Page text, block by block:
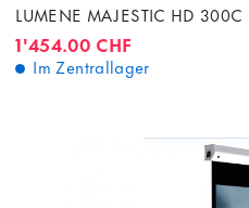
LUMENE MAJESTIC HD 300C
1'454.00 CHF
Im Zentrallager